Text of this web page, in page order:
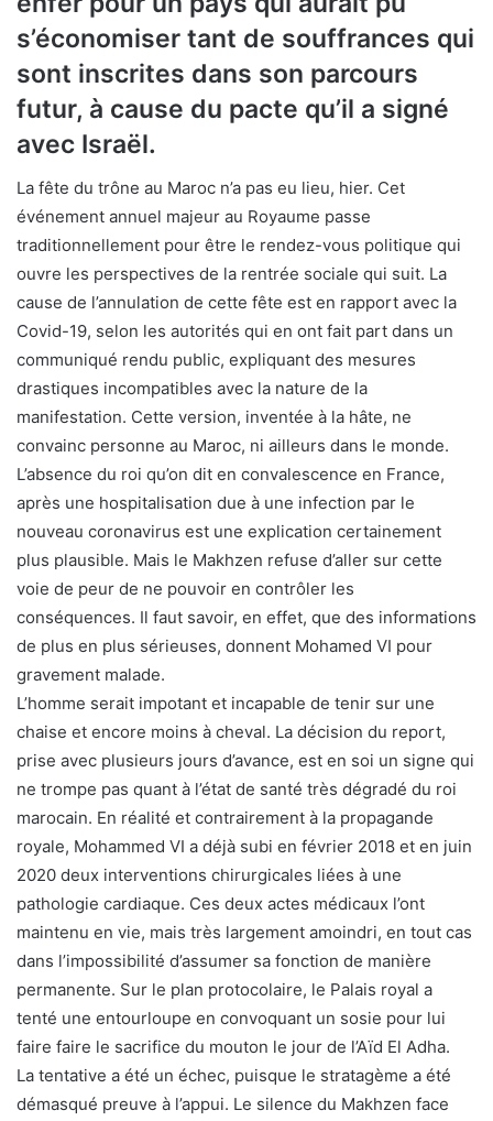
s’économiser tant de souffrances qui
sont inscrites dans son parcours
futur, à cause du pacte qu’il a signé
avec Israël.
La fête du trône au Maroc n’a pas eu lieu, hier. Cet
événement annuel majeur au Royaume passe
traditionnellement pour être le rendez-vous politique qui
ouvre les perspectives de la rentrée sociale qui suit. La
cause de l’annulation de cette fête est en rapport avec la
Covid-19, selon les autorités qui en ont fait part dans un
communiqué rendu public, expliquant des mesures
drastiques incompatibles avec la nature de la
manifestation. Cette version, inventée à la hâte, ne
convainc personne au Maroc, ni ailleurs dans le monde.
L’absence du roi qu’on dit en convalescence en France,
après une hospitalisation due à une infection par le
nouveau coronavirus est une explication certainement
plus plausible. Mais le Makhzen refuse d’aller sur cette
voie de peur de ne pouvoir en contrôler les
conséquences. Il faut savoir, en effet, que des informations
de plus en plus sérieuses, donnent Mohamed VI pour
gravement malade.
L’homme serait impotant et incapable de tenir sur une
chaise et encore moins à cheval. La décision du report,
prise avec plusieurs jours d’avance, est en soi un signe qui
ne trompe pas quant à l’état de santé très dégradé du roi
marocain. En réalité et contrairement à la propagande
royale, Mohammed VI a déjà subi en février 2018 et en juin
2020 deux interventions chirurgicales liées à une
pathologie cardiaque. Ces deux actes médicaux l’ont
maintenu en vie, mais très largement amoindri, en tout cas
dans l’impossibilité d’assumer sa fonction de manière
permanente. Sur le plan protocolaire, le Palais royal a
tenté une entourloupe en convoquant un sosie pour lui
faire faire le sacrifice du mouton le jour de l’Aïd El Adha.
La tentative a été un échec, puisque le stratagème a été
démasqué preuve à l’appui. Le silence du Makhzen face